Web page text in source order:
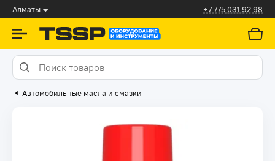
Алматы +7 775 031 92 98
Автомобильные масла и смазки